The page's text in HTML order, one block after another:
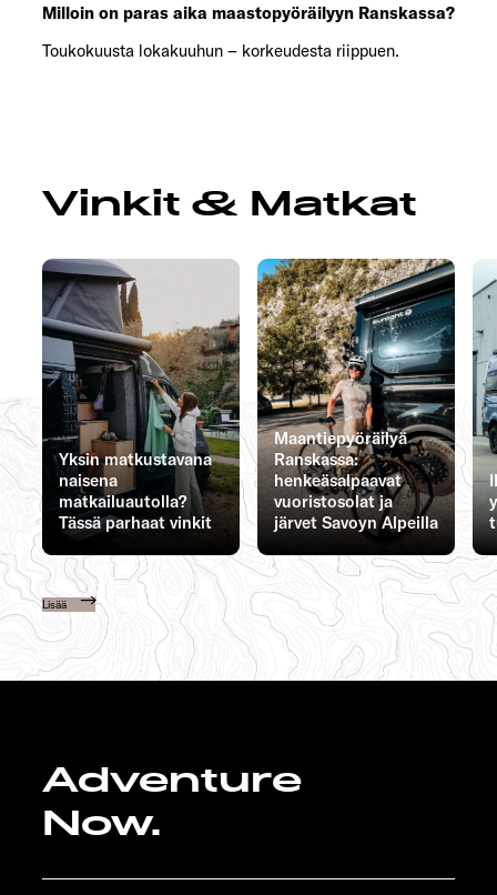
Milloin on paras aika maastopyöräilyyn Ranskassa?
Toukokuusta lokakuuhun – korkeudesta riippuen.
Vinkit & Matkat
Yksin matkustavana
naisena
matkailuautolla?
Tässä parhaat vinkit
Maantiepyöräilyä
Ranskassa:
henkeäsalpaavat
vuoristosolat ja
järvet Savoyn Alpeilla
Lisää
Adventure
Now.